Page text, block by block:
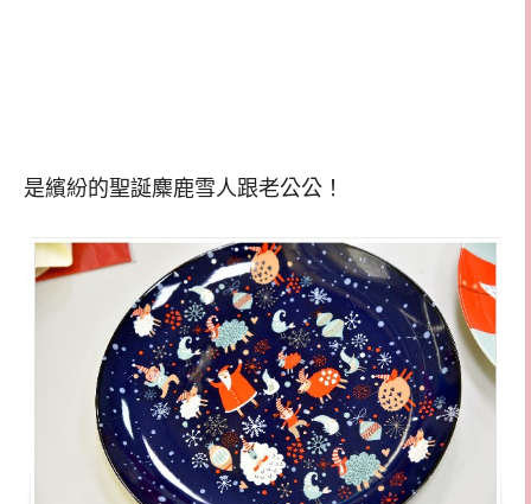
是繽紛的聖誕麋鹿雪人跟老公公！